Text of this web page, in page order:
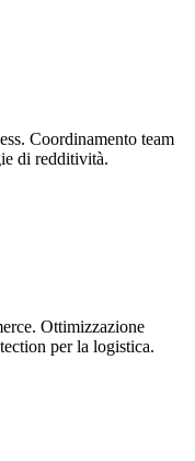
Coordinamento team
di redditività.
Ottimizzazione
per la logistica.